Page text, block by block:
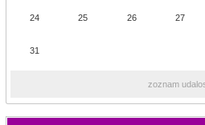
24 25 26 27
31
zoznam